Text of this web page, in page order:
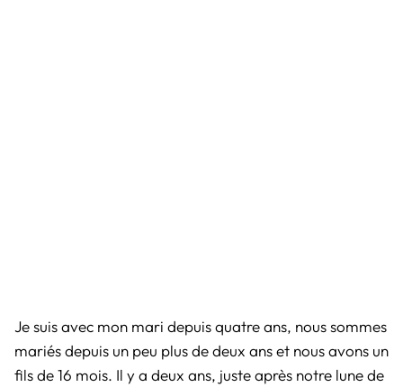
Je suis avec mon mari depuis quatre ans, nous sommes
mariés depuis un peu plus de deux ans et nous avons un
fils de 16 mois. Il y a deux ans, juste après notre lune de